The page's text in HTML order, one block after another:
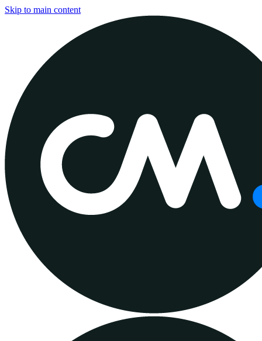
Skip to main content